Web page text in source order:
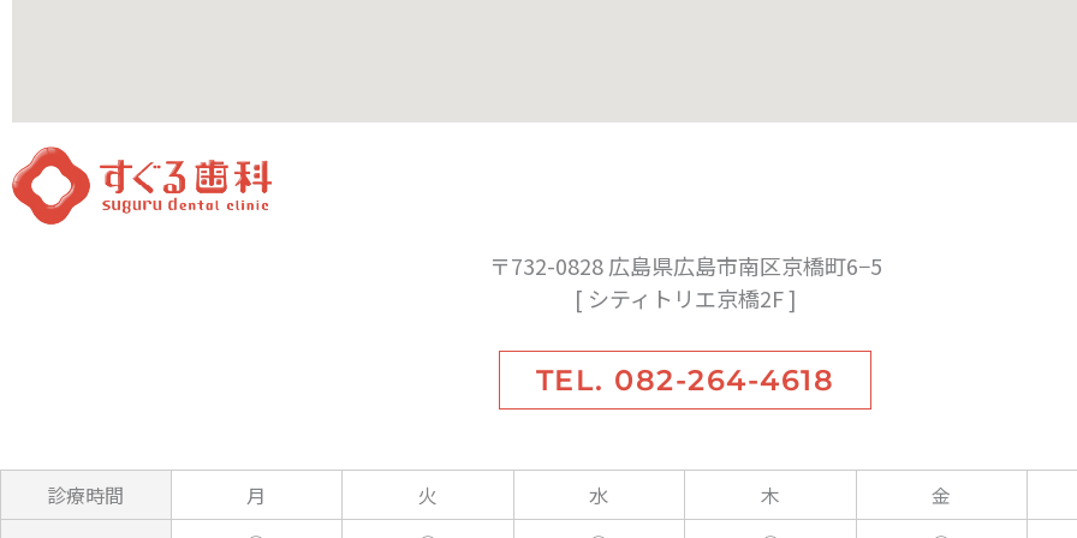
〒732-0828 広島県広島市南区京橋町6−5
[ シティトリエ京橋2F ]
TEL. 082-264-4618
診療時間 月 火 水 木 金